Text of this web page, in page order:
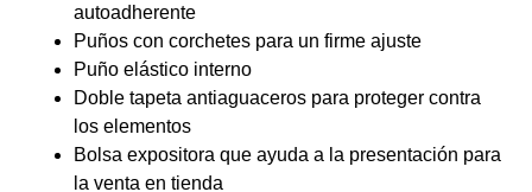
autoadherente
Puños con corchetes para un firme ajuste
Puño elástico interno
Doble tapeta antiaguaceros para proteger contra
los elementos
Bolsa expositora que ayuda a la presentación para
la venta en tienda